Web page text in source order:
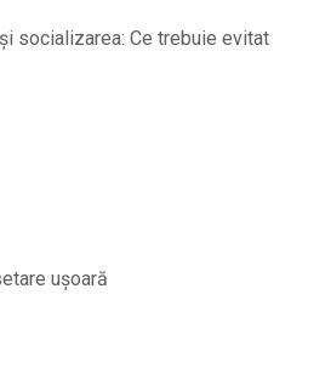
socializarea: Ce trebuie evitat
ușoară